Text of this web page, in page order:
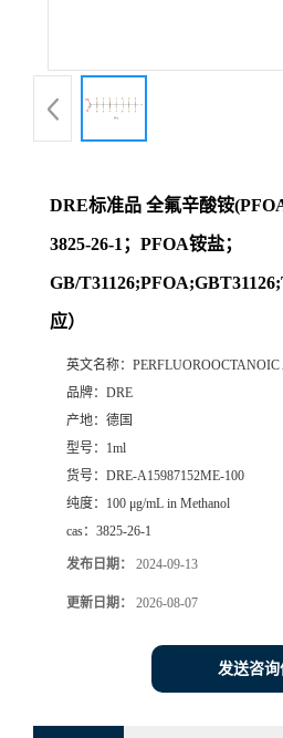
DRE标准品 全氟辛酸铵
3825-26-1；PFOA铵盐；
GB/
应）
英文名称：
品牌： DRE
产地： 德国
型号： 1ml
货号： DRE-A15987152ME-100
纯度： 100 μg/mL in Methanol
cas： 3825-26-1
发布日期： 2024-09-13
更新日期： 2026-08-07
发送咨询